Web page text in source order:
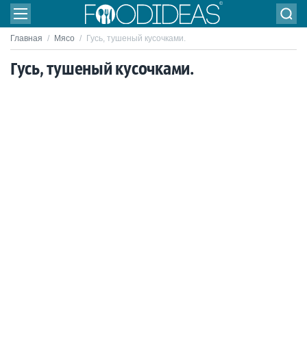
Главная / Мясо / Гусь, тушеный кусочками.
Гусь, тушеный кусочками.